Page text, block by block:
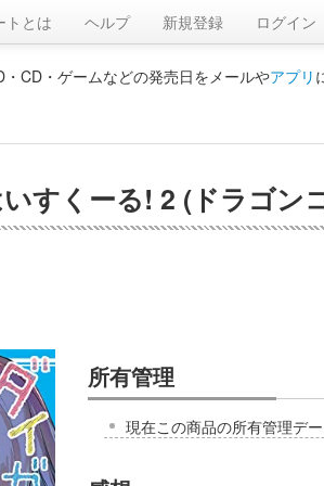
トとは ヘルプ 新規登録 ログイン
CD・ゲームなどの発売日をメールやアプリ
すくーる! 2 (ドラゴン
所有管理
現在この商品の所有管理デー